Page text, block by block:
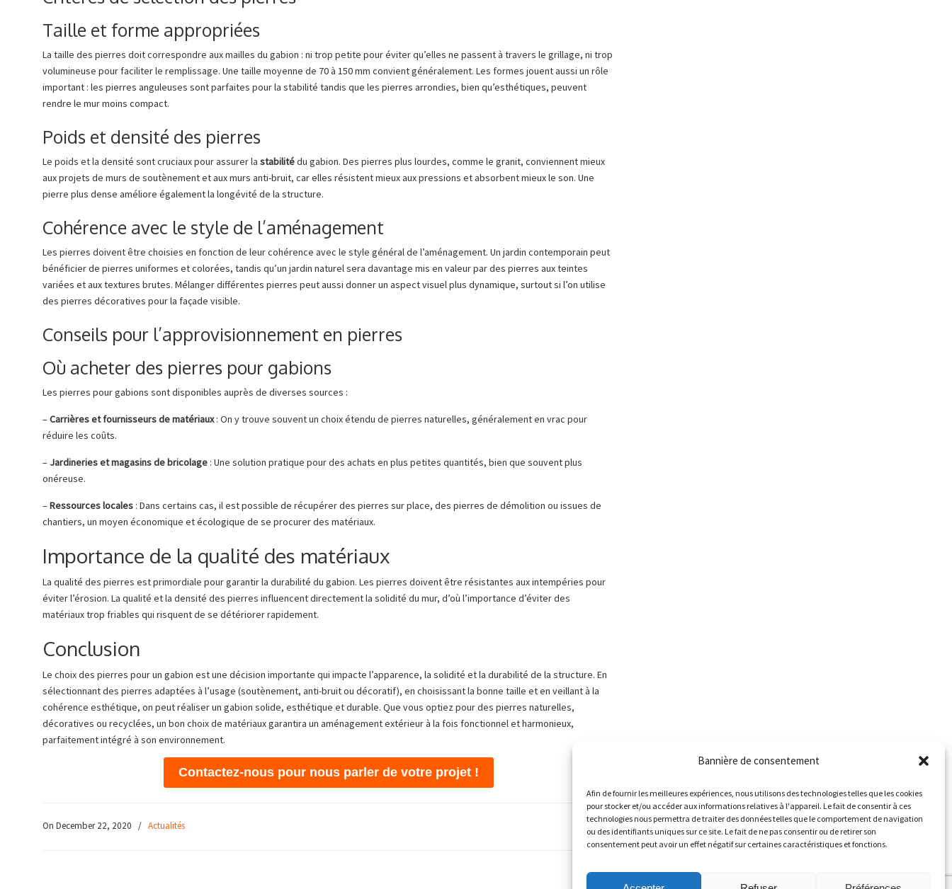
Bannière de consentement
Afin de fournir les meilleures expériences, nous utilisons des technologies telles que les cookies
pour stocker et/ou accéder aux informations relatives à l'appareil. Le fait de consentir à ces
technologies nous permettra de traiter des données telles que le comportement de navigation
ou des identifiants uniques sur ce site. Le fait de ne pas consentir ou de retirer son
consentement peut avoir un effet négatif sur certaines caractéristiques et fonctions.
Taille et forme appropriées
La taille des pierres doit correspondre aux mailles du gabion : ni trop petite pour éviter qu’elles ne passent à travers le grillage, ni trop
volumineuse pour faciliter le remplissage. Une taille moyenne de 70 à 150 mm convient généralement. Les formes jouent aussi un rôle
important : les pierres anguleuses sont parfaites pour la stabilité tandis que les pierres arrondies, bien qu’esthétiques, peuvent
rendre le mur moins compact.
Poids et densité des pierres
Le poids et la densité sont cruciaux pour assurer lastabilitédu gabion. Des pierres plus lourdes, comme le granit, conviennent mieux
aux projets de murs de soutènement et aux murs anti-bruit, car elles résistent mieux aux pressions et absorbent mieux le son. Une
pierre plus dense améliore également la longévité de la structure.
Cohérence avec le style de l’aménagement
Les pierres doivent être choisies en fonction de leur cohérence avec le style général de l’aménagement. Un jardin contemporain peut
bénéficier de pierres uniformes et colorées, tandis qu’un jardin naturel sera davantage mis en valeur par des pierres aux teintes
variées et aux textures brutes. Mélanger différentes pierres peut aussi donner un aspect visuel plus dynamique, surtout si l’on utilise
des pierres décoratives pour la façade visible.
Conseils pour l’approvisionnement en pierres
Où acheter des pierres pour gabions
Les pierres pour gabions sont disponibles auprès de diverses sources :
–Carrières et fournisseurs de matériaux: On y trouve souvent un choix étendu de pierres naturelles, généralement en vrac pour
réduire les coûts.
– Jardineries et magasins de bricolage : Une solution pratique pour des achats en plus petites quantités, bien que souvent plus
onéreuse.
–Ressources locales : Dans certains cas, il est possible de récupérer des pierres sur place, des pierres de démolition ou issues de
chantiers, un moyen économique et écologique de se procurer des matériaux.
Importance de la qualité des matériaux
La qualité des pierres est primordiale pour garantir la durabilité du gabion. Les pierres doivent être résistantes aux intempéries pour
éviter l’érosion. La qualité et la densité des pierres influencent directement la solidité du mur, d’où l’importance d’éviter des
matériaux trop friables qui risquent de se détériorer rapidement.
Conclusion
Le choix des pierres pour un gabion est une décision importante qui impacte l’apparence, la solidité et la durabilité de la structure. En
sélectionnant des pierres adaptées à l’usage (soutènement, anti-bruit ou décoratif), en choisissant la bonne taille et en veillant à la
cohérence esthétique, on peut réaliser un gabion solide, esthétique et durable. Que vous optiez pour des pierres naturelles,
décoratives ou recyclées, un bon choix de matériaux garantira un aménagement extérieur à la fois fonctionnel et harmonieux,
parfaitement intégré à son environnement.
Contactez-nous pour nous parler de votre projet !
On December 22, 2020 / Actualités